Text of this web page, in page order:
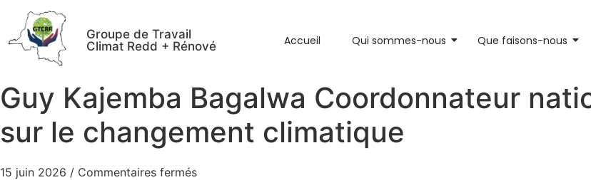
Groupe de Travail
Climat Redd + Rénové
Accueil Qui sommes-nous Que faisons-nous
Guy Kajemba Bagalwa Coordonnateur
sur le changement climatique
15 juin 2026 / Commentaires fermés